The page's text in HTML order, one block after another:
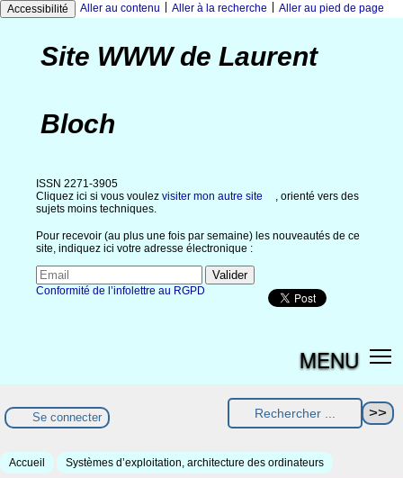
Accessibilité Aller au contenu Aller à la recherche Aller au pied de page
Site WWW de Laurent
Bloch
ISSN 2271-3905
Cliquez ici si vous voulez visiter mon autre site
, orienté vers des
sujets moins techniques.
Pour recevoir (au plus une fois par semaine) les nouveautés de ce
site, indiquez ici votre adresse électronique :
Conformité de l’infolettre au RGPD
MENU
Se connecter
Accueil Systèmes d’exploitation, architecture des ordinateurs